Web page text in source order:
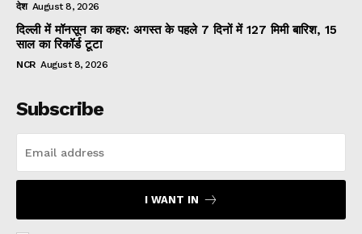
देश August 8, 2026
दिल्ली में मॉनसून का कहर: अगस्त के पहले 7 दिनों में 127 मिमी बारिश, 15
साल का रिकॉर्ड टूटा
NCR August 8, 2026
Subscribe
I WANT IN